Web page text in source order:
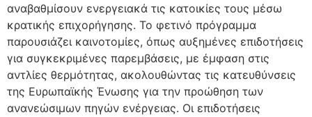
αναβαθμίσουν ενεργειακά τις κατοικίες τους μέσω
κρατικής επιχορήγησης. Το φετινό πρόγραμμα
παρουσιάζει καινοτομίες, όπως αυξημένες επιδοτήσεις
για συγκεκριμένες παρεμβάσεις, με έμφαση στις
αντλίες θερμότητας, ακολουθώντας τις κατευθύνσεις
της Ευρωπαϊκής Ένωσης για την προώθηση των
ανανεώσιμων πηγών ενέργειας. Οι επιδοτήσεις